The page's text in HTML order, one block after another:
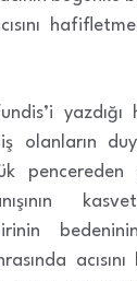
olanların
pencereden